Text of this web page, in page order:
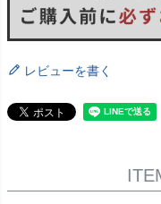
レビューを書く